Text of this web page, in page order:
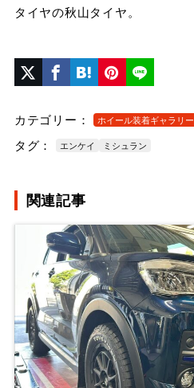
タイヤの秋山タイヤ。
カテゴリー： ホイール装着ギャラリー
タグ： エンケイ ミシュラン
関連記事